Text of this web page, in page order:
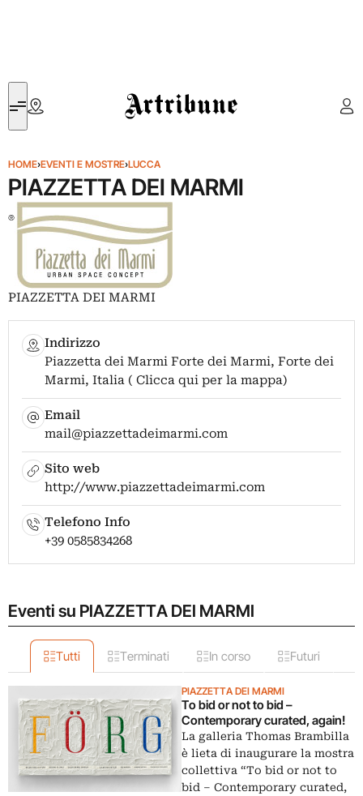
Artribune
HOME›EVENTI E MOSTRE›LUCCA
PIAZZETTA DEI MARMI
PIAZZETTA DEI MARMI
Indirizzo
Piazzetta dei Marmi Forte dei Marmi, Forte dei
Marmi, Italia ( Clicca qui per la mappa)
Email
mail@piazzettadeimarmi.com
Sito web
http://www.piazzettadeimarmi.com
Telefono Info
+39 0585834268
Eventi su PIAZZETTA DEI MARMI
Tutti Terminati In corso Futuri
PIAZZETTA DEI MARMI
To bid or not to bid –
Contemporary curated, again!
La galleria Thomas Brambilla
è lieta di inaugurare la mostra
collettiva “To bid or not to
bid – Contemporary curated,